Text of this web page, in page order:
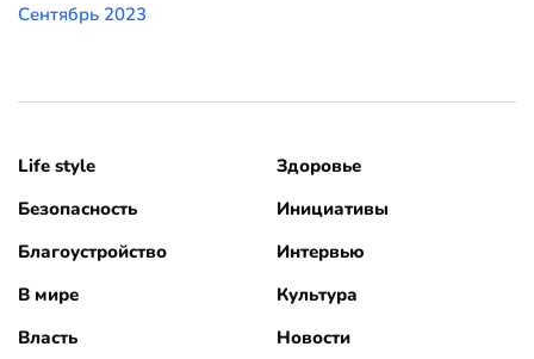
Сентябрь 2023
Life style
Безопасность
Благоустройство
В мире
Власть
Здоровье
Инициативы
Интервью
Культура
Новости